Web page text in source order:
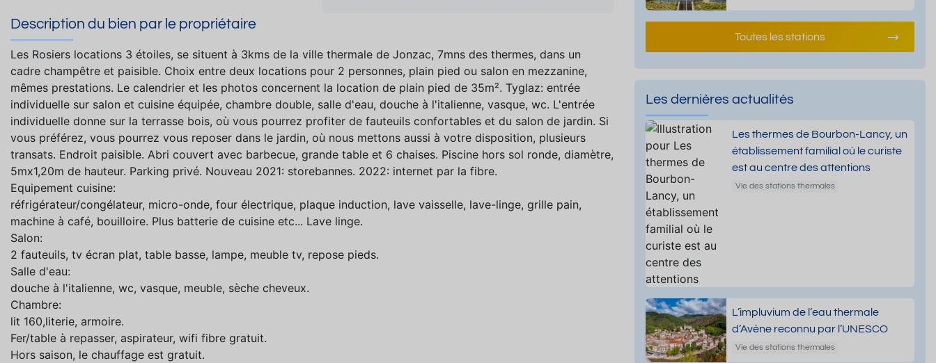
Description du bien par le propriétaire
Les Rosiers locations 3 étoiles, se situent à 3kms de la ville thermale de Jonzac, 7mns des thermes, dans un
cadre champêtre et paisible. Choix entre deux locations pour 2 personnes, plain pied ou salon en mezzanine,
mêmes prestations. Le calendrier et les photos concernent la location de plain pied de 35m². Tyglaz: entrée
individuelle sur salon et cuisine équipée, chambre double, salle d'eau, douche à l'italienne, vasque, wc. L'entrée
individuelle donne sur la terrasse bois, où vous pourrez profiter de fauteuils confortables et du salon de jardin. Si
vous préférez, vous pourrez vous reposer dans le jardin, où nous mettons aussi à votre disposition, plusieurs
transats. Endroit paisible. Abri couvert avec barbecue, grande table et 6 chaises. Piscine hors sol ronde, diamètre,
5mx1,20m de hauteur. Parking privé. Nouveau 2021: storebannes. 2022: internet par la fibre.
Equipement cuisine:
réfrigérateur/congélateur, micro-onde, four électrique, plaque induction, lave vaisselle, lave-linge, grille pain,
machine à café, bouilloire. Plus batterie de cuisine etc... Lave linge.
Salon:
2 fauteuils, tv écran plat, table basse, lampe, meuble tv, repose pieds.
Salle d'eau:
douche à l'italienne, wc, vasque, meuble, sèche cheveux.
Chambre:
lit 160,literie, armoire.
Fer/table à repasser, aspirateur, wifi fibre gratuit.
Hors saison, le chauffage est gratuit.
Toutes les stations
Les dernières actualités
Les thermes de Bourbon-Lancy, un
établissement familial où le curiste
est au centre des attentions
Vie des stations thermales
L’impluvium de l’eau thermale
d’Avène reconnu par l’UNESCO
Vie des stations thermales